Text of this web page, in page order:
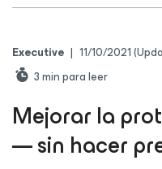
Executive | 11/10/2021
3min para leer
Mejorar la
— sin hacer